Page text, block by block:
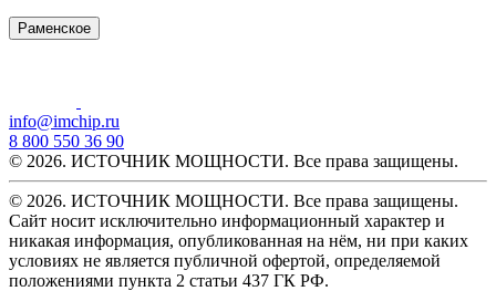
Раменское
info@imchip.ru
8 800 550 36 90
© 2026. ИСТОЧНИК МОЩНОСТИ. Все права защищены.
© 2026. ИСТОЧНИК МОЩНОСТИ. Все права защищены.
Сайт носит исключительно информационный характер и
никакая информация, опубликованная на нём, ни при каких
условиях не является публичной офертой, определяемой
положениями пункта 2 статьи 437 ГК РФ.